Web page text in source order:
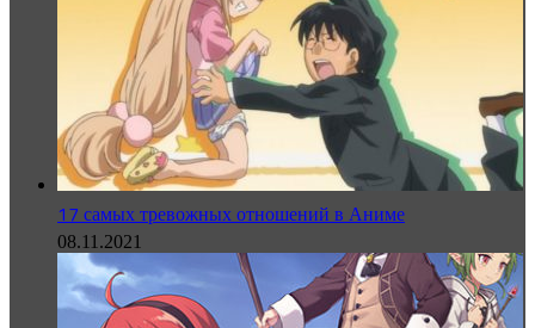
17 самых тревожных отношений в Аниме
08.11.2021